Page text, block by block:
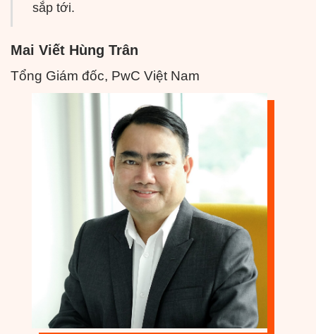
sắp tới.
Mai Viết Hùng Trân
Tổng Giám đốc, PwC Việt Nam